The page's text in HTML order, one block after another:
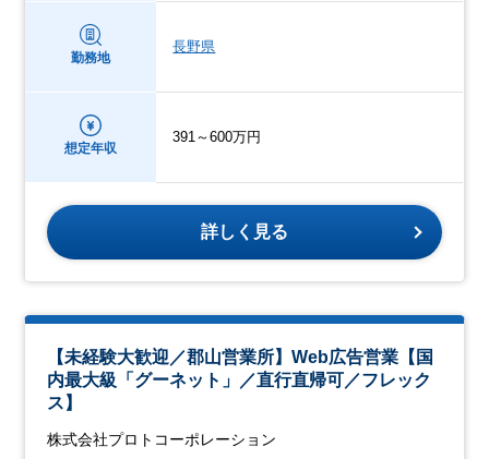
勤務地
長野県
想定年収
391～600万円
詳しく見る
【未経験大歓迎／郡山営業所】Web広告営業【国
内最大級「グーネット」／直行直帰可／フレック
ス】
株式会社プロトコーポレーション